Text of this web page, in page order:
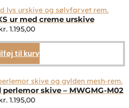
ur med creme urskive
1.195,00
til kurv
perlemor skive – MWGMG-M02
1.195,00